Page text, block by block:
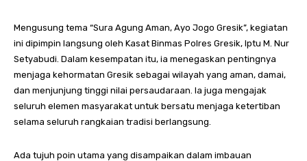
Mengusung tema “Sura Agung Aman, Ayo Jogo Gresik”, kegiatan
ini dipimpin langsung oleh Kasat Binmas Polres Gresik, Iptu M. Nur
Setyabudi. Dalam kesempatan itu, ia menegaskan pentingnya
menjaga kehormatan Gresik sebagai wilayah yang aman, damai,
dan menjunjung tinggi nilai persaudaraan. Ia juga mengajak
seluruh elemen masyarakat untuk bersatu menjaga ketertiban
selama seluruh rangkaian tradisi berlangsung.
Ada tujuh poin utama yang disampaikan dalam imbauan